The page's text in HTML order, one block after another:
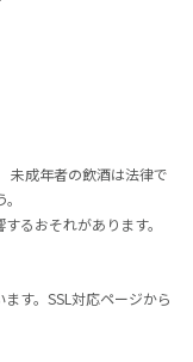
未成年者の飲酒は法律で
るおそれがあります。
す。SSL対応ページから